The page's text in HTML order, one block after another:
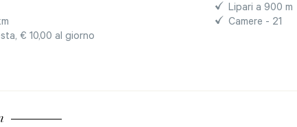
Lipari a 900 m
Camere - 21
€ 10,00 al giorno